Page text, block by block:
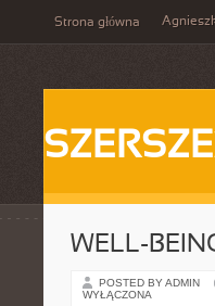
Strona główna
WELL-
POSTED BY ADMIN
WYŁĄCZONA